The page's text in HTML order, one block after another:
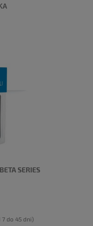
SERIES
do 45 dni)